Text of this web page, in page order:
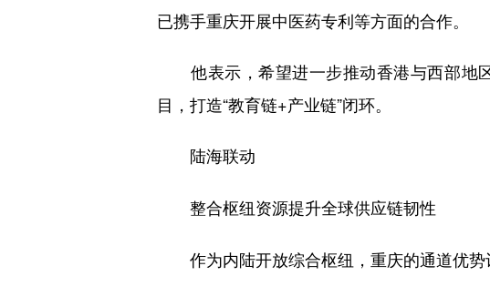
已携手重庆开展中医药专利等方面的合作。
他表示，希望进一步推动香港与西部地
目，打造“教育链+产业链”闭环。
陆海联动
整合枢纽资源提升全球供应链韧性
作为内陆开放综合枢纽，重庆的通道优势